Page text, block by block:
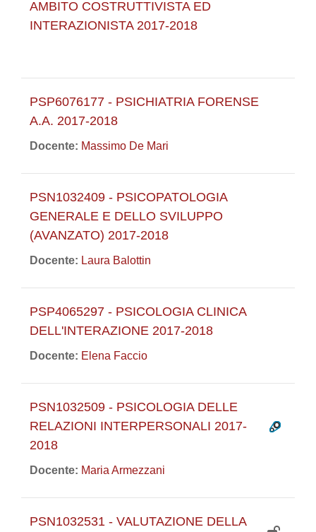
AMBITO COSTRUTTIVISTA ED
INTERAZIONISTA 2017-2018
PSP6076177 - PSICHIATRIA FORENSE
A.A. 2017-2018
Docente: Massimo De Mari
PSN1032409 - PSICOPATOLOGIA
GENERALE E DELLO SVILUPPO
(AVANZATO) 2017-2018
Docente: Laura Balottin
PSP4065297 - PSICOLOGIA CLINICA
DELL'INTERAZIONE 2017-2018
Docente: Elena Faccio
PSN1032509 - PSICOLOGIA DELLE
RELAZIONI INTERPERSONALI 2017-
2018
Docente: Maria Armezzani
PSN1032531 - VALUTAZIONE DELLA